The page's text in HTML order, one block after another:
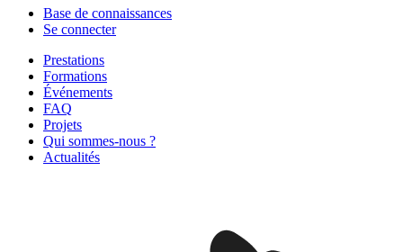
Base de connaissances
Se connecter
Prestations
Formations
Événements
FAQ
Projets
Qui sommes-nous ?
Actualités